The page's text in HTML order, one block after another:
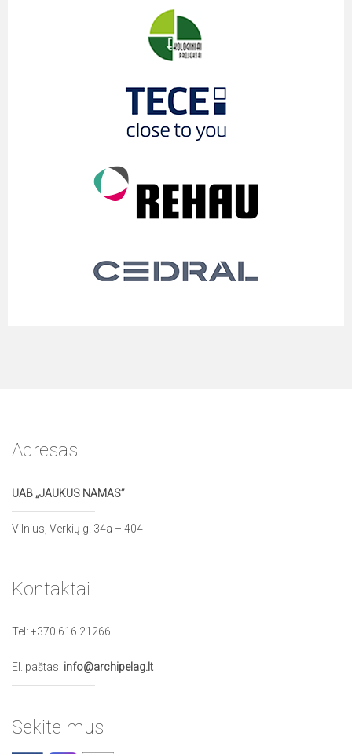
Adresas
UAB „JAUKUS NAMAS”
Vilnius, Verkių g. 34a – 404
Kontaktai
Tel: +370 616 21266
El. paštas: info@archipelag.lt
Sekite mus